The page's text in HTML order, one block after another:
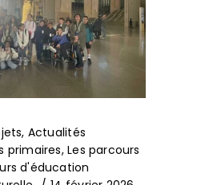
, Actualités
primaires,Les parcours
d'éducation